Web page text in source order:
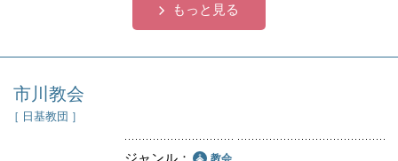
もっと見る
市川教会
［ 日基教団 ］
教会